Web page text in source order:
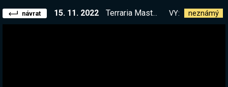
návrat 15. 11. 2022 Terraria Master - Summoner Epizoda 2. Vzhůru do Hardmodu! | !kniha VY: neznámý